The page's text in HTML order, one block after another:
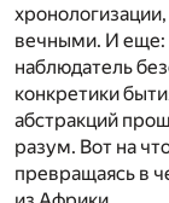
вечными. И еще:
наблюдатель
конкретики
абстракций
разум. Вот на
превращаясь в